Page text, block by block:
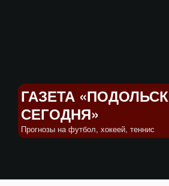
ГАЗЕТА «ПОДОЛЬСК
СЕГОДНЯ»
Прогнозы на футбол, хокеей, теннис